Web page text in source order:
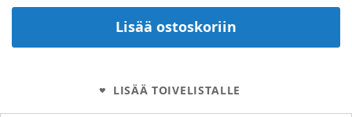
Lisää ostoskoriin
LISÄÄ TOIVELISTALLE